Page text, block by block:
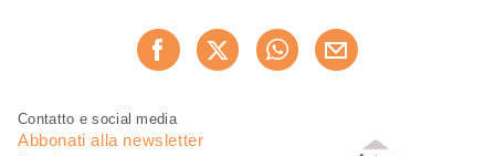
Consiglia ora
Piè
Navigazione
Contatto e social media
Abbonati alla newsletter